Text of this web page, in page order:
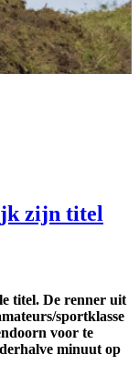
zijn titel
titel. De renner uit
sportklasse
voor te
minuut op